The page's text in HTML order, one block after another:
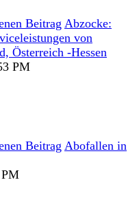
Abzocke:
von
Österreich -Hessen
PM
Abofallen in